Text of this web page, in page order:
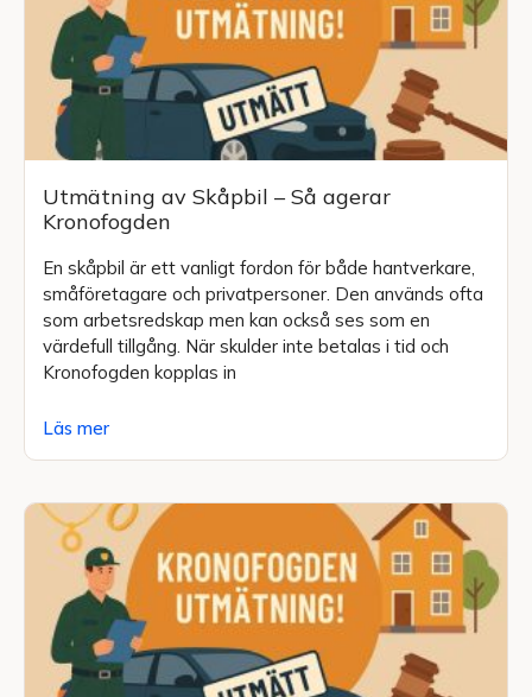
Utmätning av Skåpbil – Så agerar
Kronofogden
En skåpbil är ett vanligt fordon för både hantverkare,
småföretagare och privatpersoner. Den används ofta
som arbetsredskap men kan också ses som en
värdefull tillgång. När skulder inte betalas i tid och
Kronofogden kopplas in
Läs mer